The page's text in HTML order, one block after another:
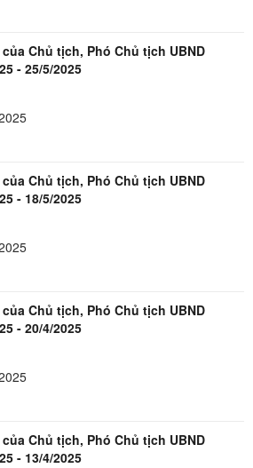
Chủ tịch, Phó Chủ tịch UBND
- 25/5/2025
Chủ tịch, Phó Chủ tịch UBND
- 18/5/2025
Chủ tịch, Phó Chủ tịch UBND
- 20/4/2025
Chủ tịch, Phó Chủ tịch UBND
- 13/4/2025